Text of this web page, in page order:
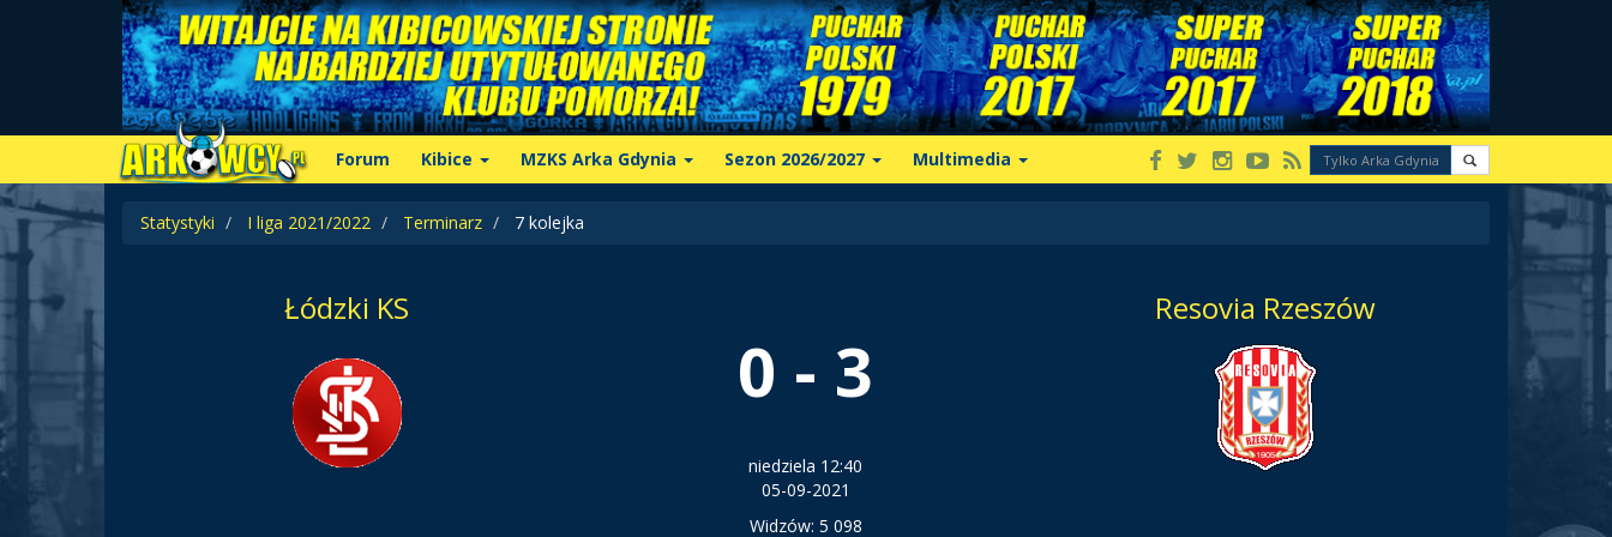
Forum Kibice MZKS Arka Gdynia Sezon 2026/2027 Multimedia
Statystyki I liga 2021/2022 Terminarz 7 kolejka
Łódzki KS
0 - 3
niedziela 12:40
05-09-2021
Widzów: 5 098
Resovia Rzeszów